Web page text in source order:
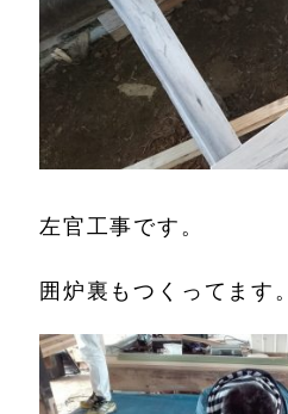
左官工事です。
囲炉裏もつくってます。